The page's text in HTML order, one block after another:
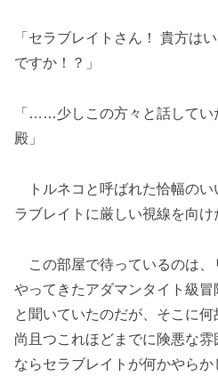
「セラブレイトさん！ 貴方は
ですか！？」
「……少しこの方々と話してい
殿」
トルネコと呼ばれた恰幅のい
ラブレイトに厳しい視線を向け
この部屋で待っているのは、
やってきたアダマンタイト級
と聞いていたのだが、そこに何
尚且つこれほどまでに険悪な
ならセラブレイトが何かやら